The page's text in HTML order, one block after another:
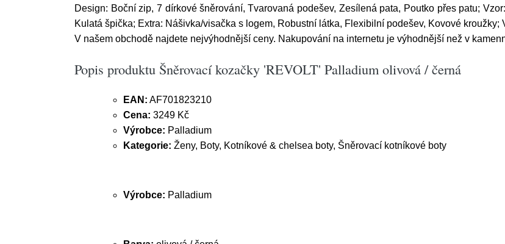
Design: Boční zip, 7 dírkové šněrování, Tvarovaná podešev, Zesílená pata, Poutko přes patu;
Kulatá špička; Extra: Nášivka/visačka s logem, Robustní látka, Flexibilní podešev, Kovové kroužky;
V našem obchodě najdete nejvýhodnější ceny. Nakupování na internetu je výhodnější než v
Popis produktu Šněrovací kozačky 'REVOLT' Palladium olivová / černá
EAN: AF701823210
Cena: 3249 Kč
Výrobce: Palladium
Kategorie: Ženy, Boty, Kotníkové & chelsea boty, Šněrovací kotníkové boty
Výrobce: Palladium